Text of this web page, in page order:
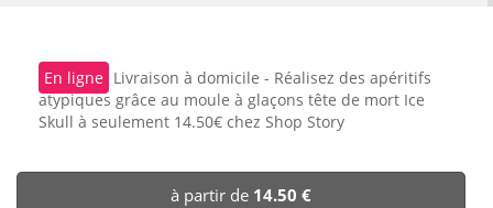
💅 Beauté
En ligne Livraison à domicile - Réalisez des apéritifs
atypiques grâce au moule à glaçons tête de mort Ice
Skull à seulement 14.50€ chez Shop Story
à partir de 14.50 €